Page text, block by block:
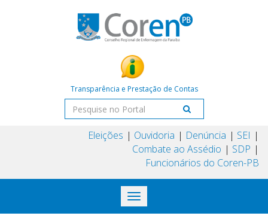
Transparência e Prestação de Contas
Eleições Ouvidoria Denúncia
SEI
Combate ao Assédio
SDP
Funcionários do Coren-PB
Toggle
navigation